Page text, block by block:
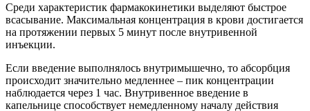
Среди характеристик фармакокинетики выделяют быстрое
всасывание. Максимальная концентрация в крови достигается
на протяжении первых 5 минут после внутривенной
инъекции.
Если введение выполнялось внутримышечно, то абсорбция
происходит значительно медленнее – пик концентрации
наблюдается через 1 час. Внутривенное введение в
капельнице способствует немедленному началу действия